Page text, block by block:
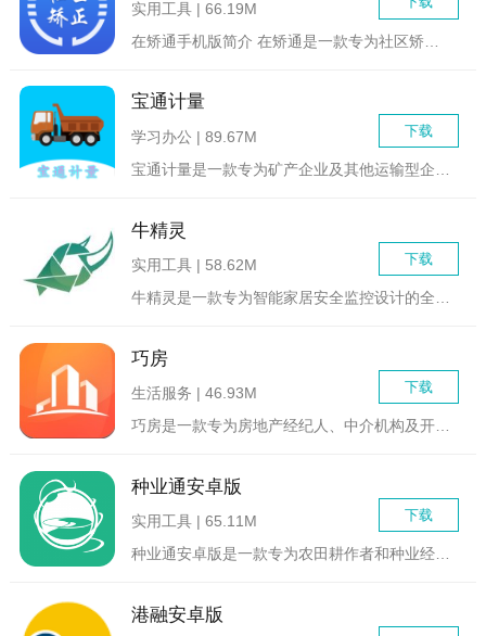
实用工具 | 66.19M
宝通计量
下载
学习办公 | 89.67M
牛精灵
下载
实用工具 | 58.62M
牛精灵是一款专为智能家居安全监控设计的全方位管理软件。它集成...
巧房
下载
生活服务 | 46.93M
巧房是一款专为房地产经纪人、中介机构及开发商设计的综合管理软...
种业通安卓版
下载
实用工具 | 65.11M
种业通安卓版是一款专为农田耕作者和种业经营者打造的优质软件，...
港融安卓版